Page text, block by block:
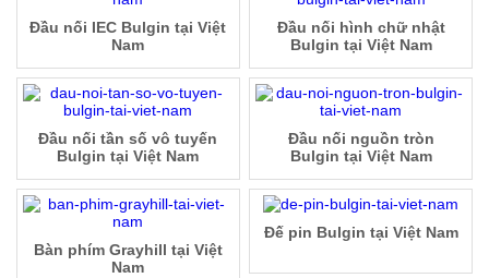
Đầu nối hình chữ nhật
Bulgin tại Việt Nam
Đầu nối IEC Bulgin tại Việt
Nam
Đầu nối nguồn tròn
Bulgin tại Việt Nam
Đầu nối tần số vô tuyến
Bulgin tại Việt Nam
Đế pin Bulgin tại Việt Nam
Bàn phím Grayhill tại Việt
Nam